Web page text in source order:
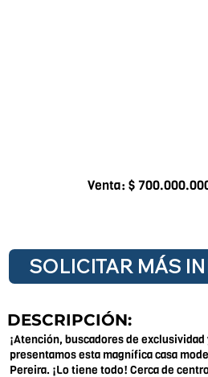
Venta: $
SOLICITAR MÁS
DESCRIPCIÓN:
¡Atención, buscadores de
presentamos esta magnífica casa
Pereira. ¡Lo tiene todo! Cerca de